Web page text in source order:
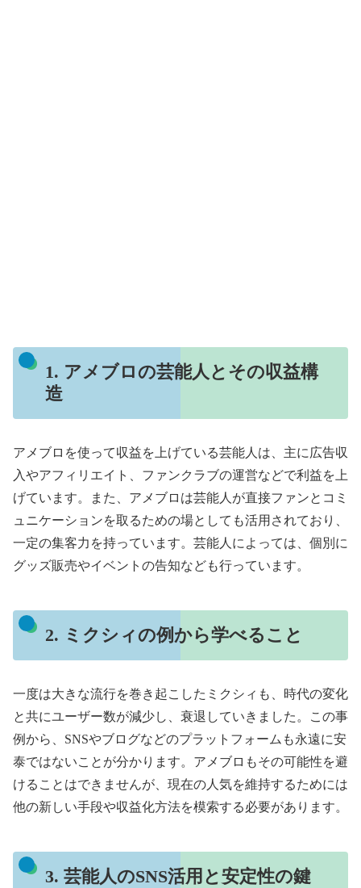
1. アメブロの芸能人とその収益構
造
アメブロを使って収益を上げている芸能人は、主に広告収
入やアフィリエイト、ファンクラブの運営などで利益を上
げています。また、アメブロは芸能人が直接ファンとコミ
ュニケーションを取るための場としても活用されており、
一定の集客力を持っています。芸能人によっては、個別に
グッズ販売やイベントの告知なども行っています。
2. ミクシィの例から学べること
一度は大きな流行を巻き起こしたミクシィも、時代の変化
と共にユーザー数が減少し、衰退していきました。この事
例から、SNSやブログなどのプラットフォームも永遠に安
泰ではないことが分かります。アメブロもその可能性を避
けることはできませんが、現在の人気を維持するためには
他の新しい手段や収益化方法を模索する必要があります。
3. 芸能人のSNS活用と安定性の鍵